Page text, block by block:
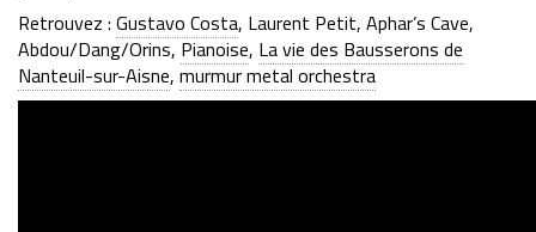
Retrouvez : Gustavo Costa, Laurent Petit, Aphar’s Cave,
Abdou/Dang/Orins, Pianoise, La vie des Bausserons de
Nanteuil-sur-Aisne, murmur metal orchestra